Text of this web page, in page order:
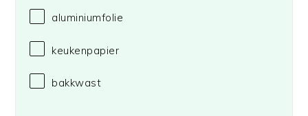
aluminiumfolie
keukenpapier
bakkwast